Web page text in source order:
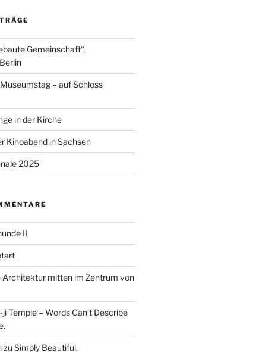
Gemeinschaft“,
– auf Schloss
in der Kirche
Kinoabend in Sachsen
2025
II
Architektur mitten im Zentrum von
Temple – Words Can’t Describe
zu Simply Beautiful.